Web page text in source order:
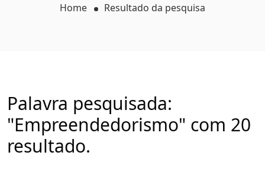
Home Resultado da pesquisa
Palavra pesquisada:
"Empreendedorismo" com 20
resultado.